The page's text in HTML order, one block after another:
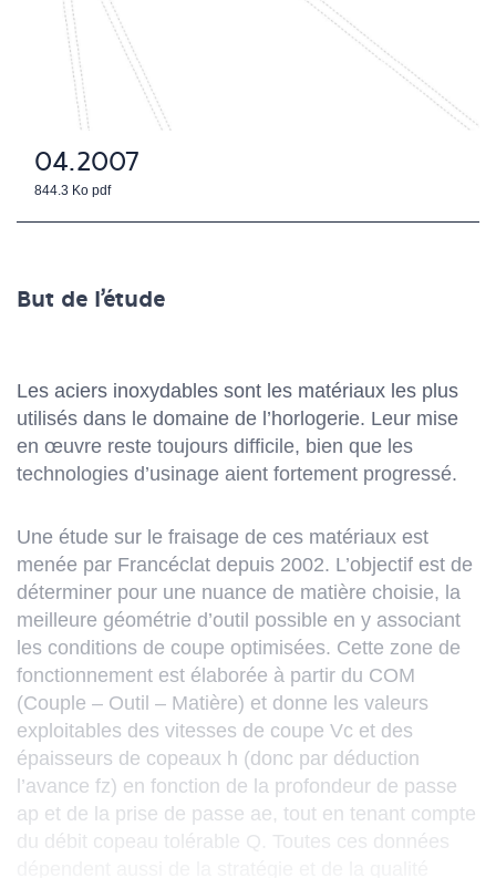
04.2007
844.3 Ko pdf
But de l'étude
Les aciers inoxydables sont les matériaux les plus
utilisés dans le domaine de l’horlogerie. Leur mise
en œuvre reste toujours difficile, bien que les
technologies d’usinage aient fortement progressé.
Une étude sur le fraisage de ces matériaux est
menée par Francéclat depuis 2002. L’objectif est de
déterminer pour une nuance de matière choisie, la
meilleure géométrie d’outil possible en y associant
les conditions de coupe optimisées. Cette zone de
fonctionnement est élaborée à partir du COM
(Couple – Outil – Matière) et donne les valeurs
exploitables des vitesses de coupe Vc et des
épaisseurs de copeaux h (donc par déduction
l’avance fz) en fonction de la profondeur de passe
ap et de la prise de passe ae, tout en tenant compte
du débit copeau tolérable Q. Toutes ces données